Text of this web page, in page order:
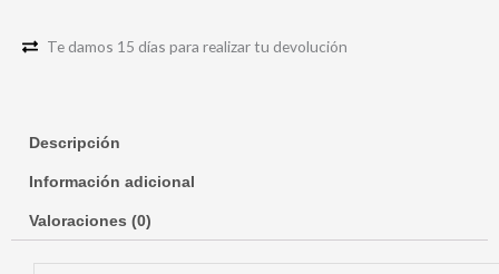
Te damos 15 días para realizar tu devolución
Descripción
Información adicional
Valoraciones (0)